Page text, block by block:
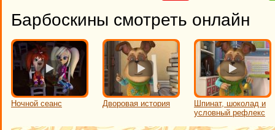
Барбоскины смотреть онлайн
Ночной сеанс Дворовая история
Шпинат, шоколад и
условный рефлекс